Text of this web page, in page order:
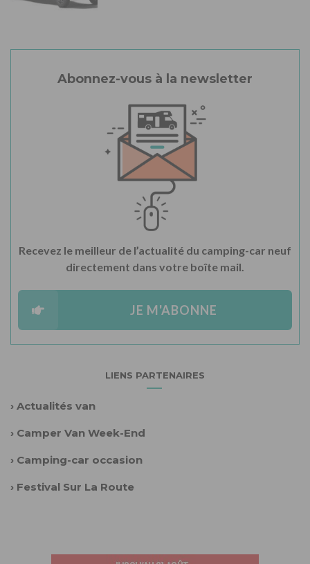
Abonnez-vous à la newsletter
Recevez le meilleur de l’actualité du camping-car neuf
directement dans votre boîte mail.
JE M'ABONNE
LIENS PARTENAIRES
› Actualités van
› Camper Van Week-End
› Camping-car occasion
› Festival Sur La Route